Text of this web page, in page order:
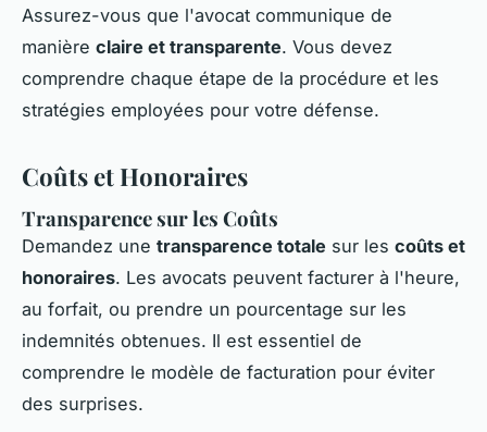
Assurez-vous que l'avocat communique de
manière claire et transparente. Vous devez
comprendre chaque étape de la procédure et les
stratégies employées pour votre défense.
Coûts et Honoraires
Transparence sur les Coûts
Demandez une transparence totale sur les coûts et
honoraires. Les avocats peuvent facturer à l'heure,
au forfait, ou prendre un pourcentage sur les
indemnités obtenues. Il est essentiel de
comprendre le modèle de facturation pour éviter
des surprises.